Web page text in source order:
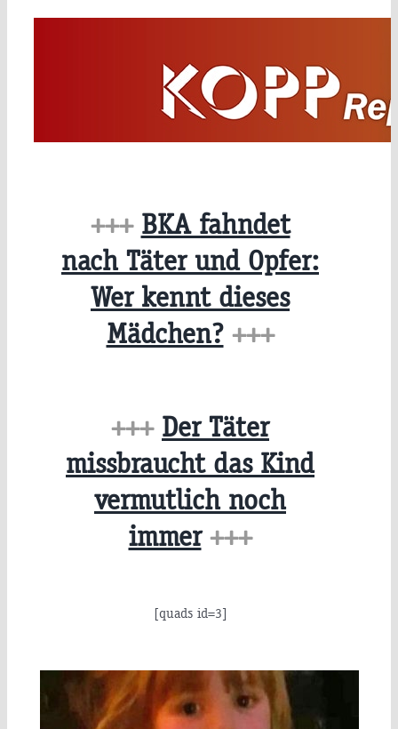
+++ BKA fahndet
nach Täter und Opfer:
Wer kennt dieses
Mädchen?+++
+++ Der Täter
missbraucht das Kind
vermutlich noch
immer+++
[quads id=3]